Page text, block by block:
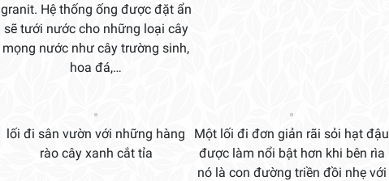
granit. Hệ thống ống được đặt ẩn
sẽ tưới nước cho những loại cây
mọng nước như cây trường sinh,
hoa đá,…
lối đi sân vườn với những hàng
rào cây xanh cắt tỉa
Một lối đi đơn giản rãi sỏi hạt đậu
được làm nổi bật hơn khi bên rìa
nó là con đường triền đồi nhẹ với